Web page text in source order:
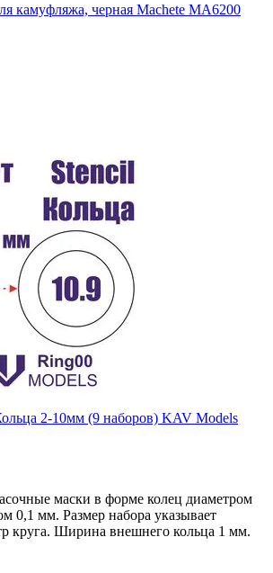
камуфляжа, черная Machete MA6200
2-10мм (9 наборов) KAV Models
маски в форме колец диаметром
0,1 мм. Размер набора указывает
круга. Ширина внешнего кольца 1 мм.